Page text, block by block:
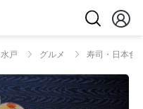
水戸 グルメ 寿司・日本食